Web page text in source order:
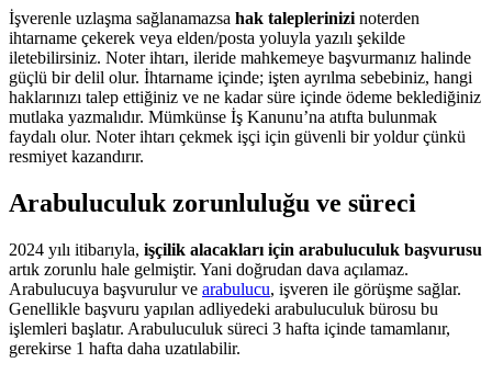
İşverenle uzlaşma sağlanamazsa hak taleplerinizi noterden
ihtarname çekerek veya elden/posta yoluyla yazılı şekilde
iletebilirsiniz. Noter ihtarı, ileride mahkemeye başvurmanız halinde
güçlü bir delil olur. İhtarname içinde; işten ayrılma sebebiniz, hangi
haklarınızı talep ettiğiniz ve ne kadar süre içinde ödeme beklediğiniz
mutlaka yazmalıdır. Mümkünse İş Kanunu’na atıfta bulunmak
faydalı olur. Noter ihtarı çekmek işçi için güvenli bir yoldur çünkü
resmiyet kazandırır.
Arabuluculuk zorunluluğu ve süreci
2024 yılı itibarıyla, işçilik alacakları için arabuluculuk başvurusu
artık zorunlu hale gelmiştir. Yani doğrudan dava açılamaz.
Arabulucuya başvurulur ve arabulucu, işveren ile görüşme sağlar.
Genellikle başvuru yapılan adliyedeki arabuluculuk bürosu bu
işlemleri başlatır. Arabuluculuk süreci 3 hafta içinde tamamlanır,
gerekirse 1 hafta daha uzatılabilir.